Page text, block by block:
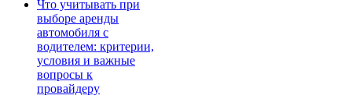
Что учитывать при
выборе аренды
автомобиля с
водителем: критерии,
условия и важные
вопросы к
провайдеру